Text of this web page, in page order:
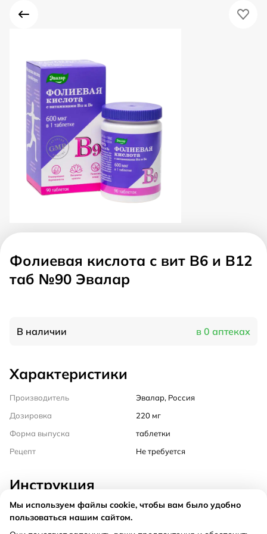
Фолиевая кислота с вит В6 и В12
таб №90 Эвалар
В наличии в 0 аптеках
Характеристики
Производитель
Эвалар, Россия
Дозировка
220 мг
Форма выпуска
таблетки
Рецепт
Не требуется
Инструкция
Состав
Мы используем файлы cookie, чтобы вам было удобно
пользоваться нашим сайтом.